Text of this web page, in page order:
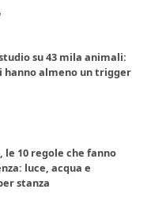
su 43 mila animali:
hanno almeno un trigger
10 regole che fanno
luce, acqua e
stanza